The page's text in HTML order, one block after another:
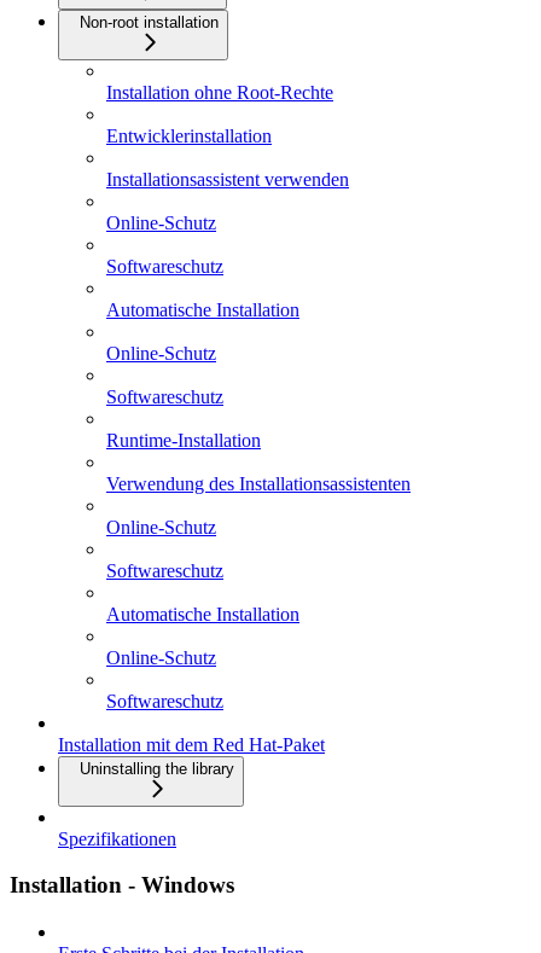
Non-root installation
Installation ohne Root-Rechte
Entwicklerinstallation
Installationsassistent verwenden
Online-Schutz
Softwareschutz
Automatische Installation
Online-Schutz
Softwareschutz
Runtime-Installation
Verwendung des Installationsassistenten
Online-Schutz
Softwareschutz
Automatische Installation
Online-Schutz
Softwareschutz
Installation mit dem Red Hat-Paket
Uninstalling the library
Spezifikationen
Installation - Windows